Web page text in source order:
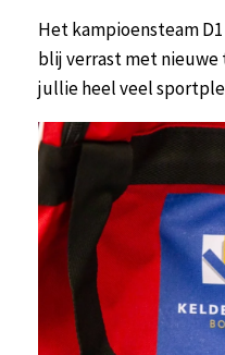
nazorg & service
actueel
werken bij
Het kampioensteam
blij verrast met nieuwe
jullie heel veel